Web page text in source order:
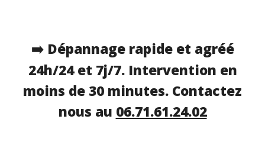
➡️ Dépannage rapide et agréé
24h/24 et 7j/7. Intervention en
moins de 30 minutes. Contactez
nous au 06.71.61.24.02